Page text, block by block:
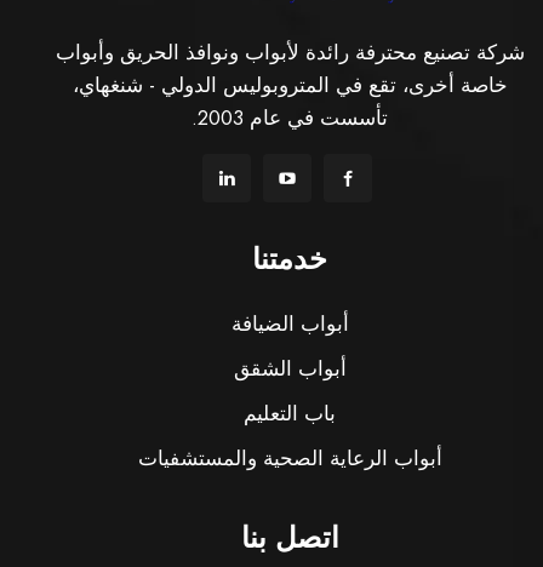
شركة تصنيع محترفة رائدة لأبواب ونوافذ الحريق وأبواب
خاصة أخرى، تقع في المتروبوليس الدولي - شنغهاي،
تأسست في عام 2003.
خدمتنا
أبواب الضيافة
أبواب الشقق
باب التعليم
أبواب الرعاية الصحية والمستشفيات
اتصل بنا